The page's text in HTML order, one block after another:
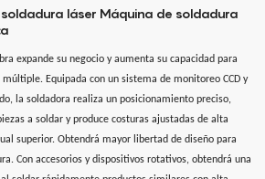
láser Máquina de soldadura
expande su negocio y aumenta su capacidad para
Equipada con un sistema de monitoreo CCD y
la soldadora realiza un posicionamiento preciso,
a soldar y produce costuras ajustadas de alta
superior. Obtendrá mayor libertad de diseño para
Con accesorios y dispositivos rotativos, obtendrá una